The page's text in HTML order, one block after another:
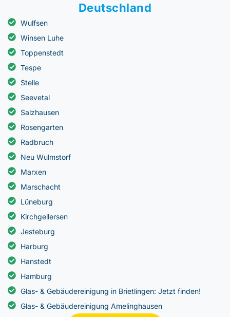
Deutschland
Wulfsen
Winsen Luhe
Toppenstedt
Tespe
Stelle
Seevetal
Salzhausen
Rosengarten
Radbruch
Neu Wulmstorf
Marxen
Marschacht
Lüneburg
Kirchgellersen
Jesteburg
Harburg
Hanstedt
Hamburg
Glas- & Gebäudereinigung in Brietlingen: Jetzt finden!
Glas- & Gebäudereinigung Amelinghausen